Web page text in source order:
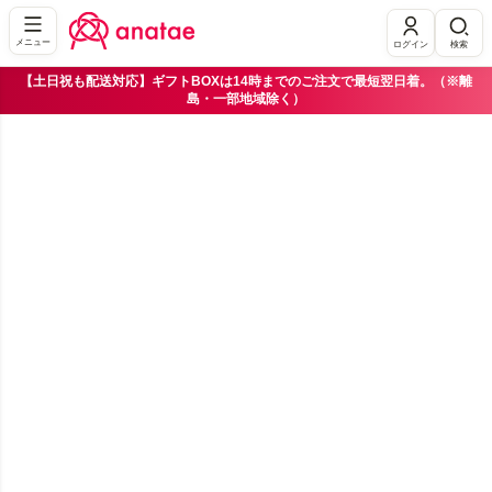
メニュー ログイン 検索
【土日祝も配送対応】ギフトBOXは14時までのご注文で最短翌日着。（※離
島・一部地域除く）